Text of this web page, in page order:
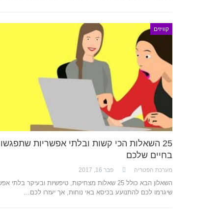
קוויזים
25 השאלות הכי קשות ובלתי אפשריות שתפגשו
בחיים שלכם
מערכת הפטריה פבר 16, 2017
השאלון הבא כולל 25 שאלות מצחיקות, טיפשיות ובעיקר בלתי
שיגרמו לכם להתנועע בכיסא באי נוחות, אך יעזרו לכם…